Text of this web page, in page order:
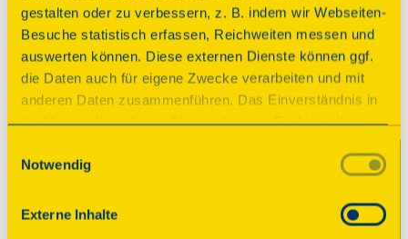
gestalten oder zu verbessern, z. B. indem wir Webseiten-
Besuche statistisch erfassen, Reichweiten messen und
auswerten können. Diese externen Dienste können ggf.
die Daten auch für eigene Zwecke verarbeiten und mit
anderen Daten zusammenführen. Das Einverständnis in
die Verwendung dieser Dienste können Sie hier geben.
unserer Datenschutzerklärung. Durch Anklicken der
einzelner Cookies (Kategorien) in
den Einstellungen erteilen Sie uns Ihre Einwilligung zur
Notwendig
Externe Inhalte
Konzert
Konzert
Beginn
Sonntag, 13.09.2026 17:00 Uhr
| Dauer:
120
Am Sonntag, dem 13, September, gastiert
um 17 Uhr das Neunkircher Vokalensemble
„LaMannschar“ in der evangelischen Kirche